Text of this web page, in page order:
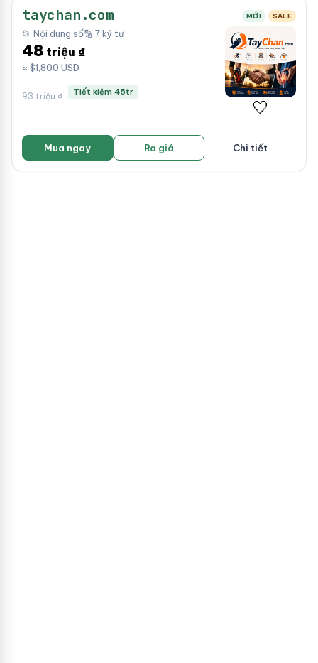
taychan.com MỚI SALE
📂 Nội dung số🔡 7 ký tự
48 triệu ₫
≈ $1,800 USD
93 triệu ₫ Tiết kiệm 45tr
🤍
Mua ngay Ra giá Chi tiết